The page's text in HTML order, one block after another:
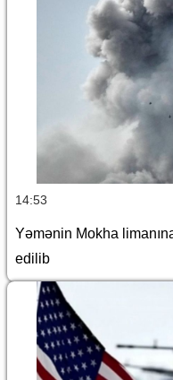
14:53
Yəmənin Mokha
edilib